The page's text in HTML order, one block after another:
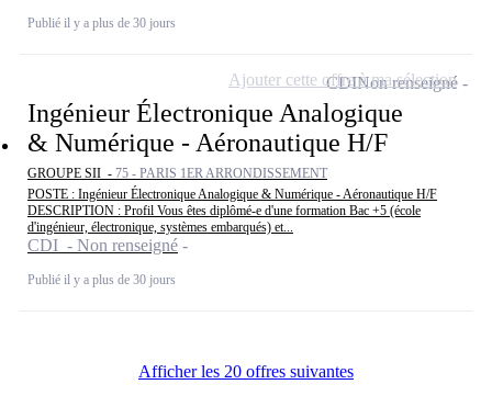
Publié il y a plus de 30 jours
Ingénieur Électronique Analogique
& Numérique - Aéronautique H/F
GROUPE SII - 75 - PARIS 1ER ARRONDISSEMENT
POSTE : Ingénieur Électronique Analogique & Numérique - Aéronautique H/F
DESCRIPTION : Profil Vous êtes diplômé-e d'une formation Bac +5 (école
d'ingénieur, électronique, systèmes embarqués) et...
CDI - Non renseigné
Publié il y a plus de 30 jours
CDINon renseigné
Ajouter cette offre à ma sélection
Afficher les 20 offres suivantes